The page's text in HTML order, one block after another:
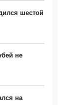
шестой
не
на